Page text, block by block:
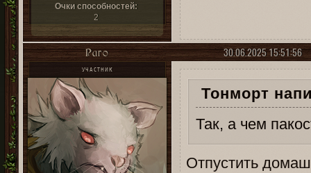
Очки способностей:
2
30.06.2025 15:51:56
Раго
УЧАСТНИК
Тонморт
Так, а чем
Отпустить